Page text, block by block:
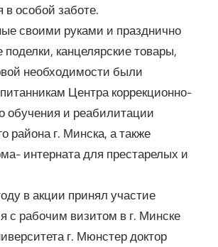
особой заботе.
своими руками и празднично
канцелярские товары,
необходимости были
Центра коррекционно-
обучения и реабилитации
района г. Минска, а также
интерната для престарелых и
в акции принял участие
с рабочим визитом в г. Минске
г. Мюнстер доктор